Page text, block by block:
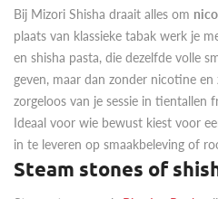
Bij Mizori Shisha draait alles om
plaats van klassieke tabak werk je
en shisha pasta, die dezelfde volle
geven, maar dan zonder nicotine
zorgeloos van je sessie in tientallen
Ideaal voor wie bewust kiest voor
in te leveren op smaakbeleving of
Steam stones of